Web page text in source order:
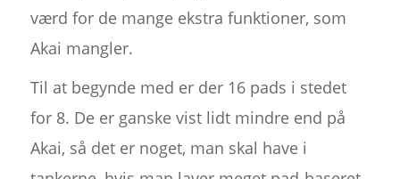
værd for de mange ekstra funktioner, som
Akai mangler.
Til at begynde med er der 16 pads i stedet
for 8. De er ganske vist lidt mindre end på
Akai, så det er noget, man skal have i